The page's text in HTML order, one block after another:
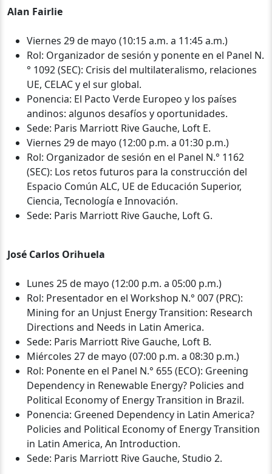
Alan Fairlie
Viernes 29 de mayo (10:15 a.m. a 11:45 a.m.)
Rol: Organizador de sesión y ponente en el Panel N.
° 1092 (SEC): Crisis del multilateralismo, relaciones
UE, CELAC y el sur global.
Ponencia: El Pacto Verde Europeo y los países
andinos: algunos desafíos y oportunidades.
Sede: Paris Marriott Rive Gauche, Loft E.
Viernes 29 de mayo (12:00 p.m. a 01:30 p.m.)
Rol: Organizador de sesión en el Panel N.° 1162
(SEC): Los retos futuros para la construcción del
Espacio Común ALC, UE de Educación Superior,
Ciencia, Tecnología e Innovación.
Sede: Paris Marriott Rive Gauche, Loft G.
José Carlos Orihuela
Lunes 25 de mayo (12:00 p.m. a 05:00 p.m.)
Rol: Presentador en el Workshop N.° 007 (PRC):
Mining for an Unjust Energy Transition: Research
Directions and Needs in Latin America.
Sede: Paris Marriott Rive Gauche, Loft B.
Miércoles 27 de mayo (07:00 p.m. a 08:30 p.m.)
Rol: Ponente en el Panel N.° 655 (ECO): Greening
Dependency in Renewable Energy? Policies and
Political Economy of Energy Transition in Brazil.
Ponencia: Greened Dependency in Latin America?
Policies and Political Economy of Energy Transition
in Latin America, An Introduction.
Sede: Paris Marriott Rive Gauche, Studio 2.